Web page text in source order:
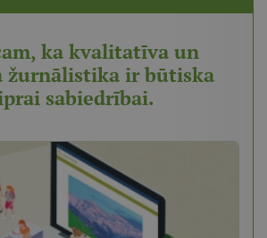
ka kvalitatīva un
žurnālistika ir būtiska
sabiedrībai.